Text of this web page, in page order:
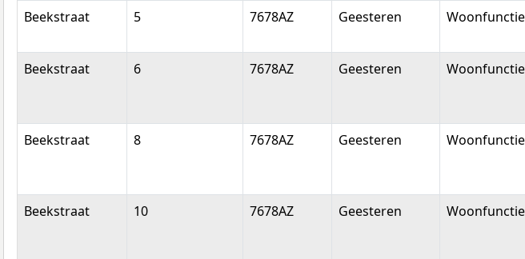
Beekstraat 5 7678AZ Geesteren Woonfunctie
Beekstraat 6 7678AZ Geesteren Woonfunctie
Beekstraat 8 7678AZ Geesteren Woonfunctie
Beekstraat 10 7678AZ Geesteren Woonfunctie